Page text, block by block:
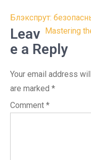
Post
navigation
Блэкспрут:
Mastering
Leav
e a Reply
Your email address
are marked *
Comment *